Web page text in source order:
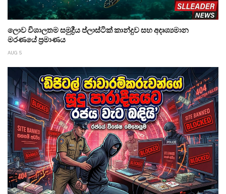
ලොව විශාලතම සමුද්‍රීය ප්ලාස්ටික් කාන්දුව සහ අදෘශ්‍යමාන
මරණයේ ප්‍රමාණය
AUG 5